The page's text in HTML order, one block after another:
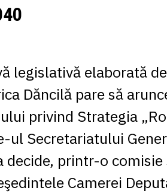
1 MDL= 0.2538
1 NOK = 0.4191
1 PLN= 1.1646
1 RSD= 0.0425
1 RUB= 0.0530
1 SEK= 0.4526
1 TRY= 0.1141
1 UAH= 0.1048
1 XDR
= 5.9383
1 ZAR
= 0.2318
legislativă elaborată
Dăncilă pare să
privind Strategia
ul Secretariatului
decide, printr-o comisie
Camerei